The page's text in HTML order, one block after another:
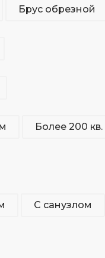
Брус обрезной
Более 200 кв.
С санузлом